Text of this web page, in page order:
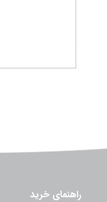
راهنمای خرید